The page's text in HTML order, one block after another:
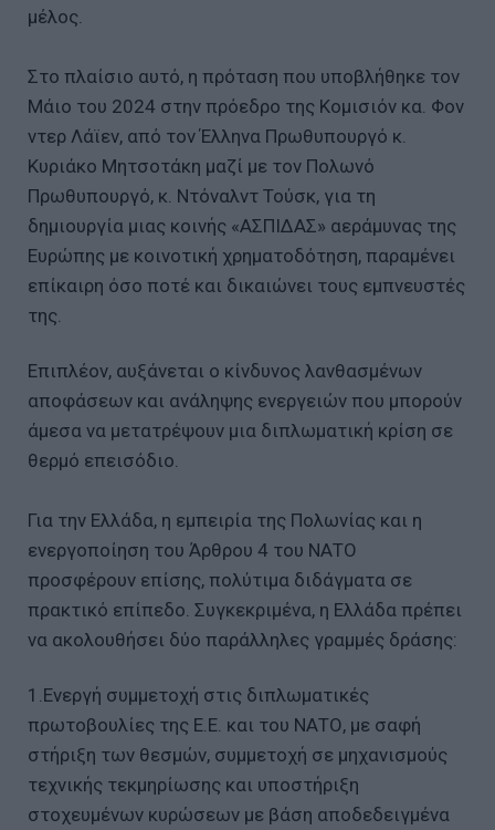
μέλος.
Στο πλαίσιο αυτό, η πρόταση που υποβλήθηκε τον
Μάιο του 2024 στην πρόεδρο της Κομισιόν κα. Φον
ντερ Λάϊεν, από τον Έλληνα Πρωθυπουργό κ.
Κυριάκο Μητσοτάκη μαζί με τον Πολωνό
Πρωθυπουργό, κ. Ντόναλντ Τούσκ, για τη
δημιουργία μιας κοινής «ΑΣΠΙΔΑΣ» αεράμυνας της
Ευρώπης με κοινοτική χρηματοδότηση, παραμένει
επίκαιρη όσο ποτέ και δικαιώνει τους εμπνευστές
της.
Επιπλέον, αυξάνεται ο κίνδυνος λανθασμένων
αποφάσεων και ανάληψης ενεργειών που μπορούν
άμεσα να μετατρέψουν μια διπλωματική κρίση σε
θερμό επεισόδιο.
Για την Ελλάδα, η εμπειρία της Πολωνίας και η
ενεργοποίηση του Άρθρου 4 του ΝΑΤΟ
προσφέρουν επίσης, πολύτιμα διδάγματα σε
πρακτικό επίπεδο. Συγκεκριμένα, η Ελλάδα πρέπει
να ακολουθήσει δύο παράλληλες γραμμές δράσης:
1.Ενεργή συμμετοχή στις διπλωματικές
πρωτοβουλίες της Ε.Ε. και του ΝΑΤΟ, με σαφή
στήριξη των θεσμών, συμμετοχή σε μηχανισμούς
τεχνικής τεκμηρίωσης και υποστήριξη
στοχευμένων κυρώσεων με βάση αποδεδειγμένα